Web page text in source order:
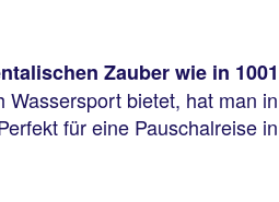
Zauber wie in
bietet, hat man
für eine Pauschalreise